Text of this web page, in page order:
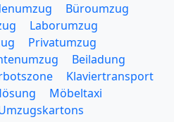
Büroumzug
Laborumzug
Privatumzug
Beiladung
Klaviertransport
Möbeltaxi